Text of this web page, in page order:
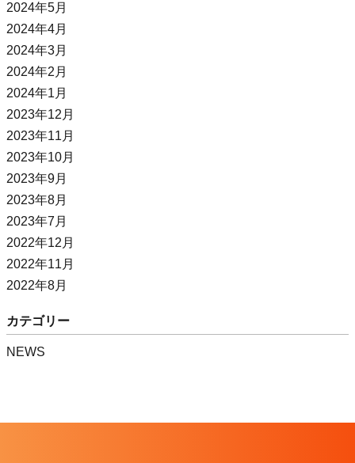
2024年5月
2024年4月
2024年3月
2024年2月
2024年1月
2023年12月
2023年11月
2023年10月
2023年9月
2023年8月
2023年7月
2022年12月
2022年11月
2022年8月
カテゴリー
NEWS